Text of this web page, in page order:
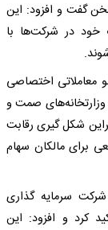
گفت و افزود: این
خود در شرکت‌ها با
اختصاصی
وزارتخانه‌های صمت و
شکل گیری رقابت
برای مالکان سهام
شیخ همچنین بر لزوم بازگشایی نماد معاملاتی ۲۸ شرکت سرمایه گذاری
کرد و افزود: این